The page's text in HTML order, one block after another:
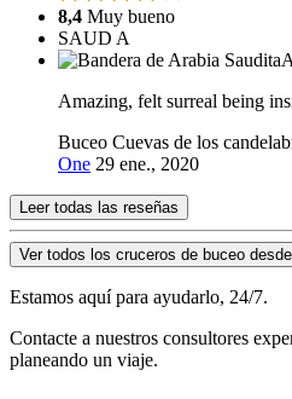
8,4 Muy bueno
SAUD A
Amazing, felt surreal being
Buceo Cuevas de los
One 29 ene., 2020
Leer todas las reseñas
Ver todos los cruceros de buceo desde
Estamos aquí para ayudarlo, 24/7.
Contacte a nuestros consultores
planeando un viaje.